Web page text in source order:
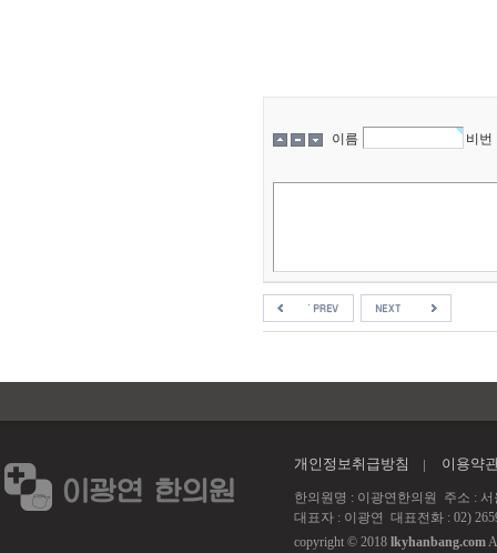
이름 비번
개인정보취급방침 이용약
한의원명 : 이광연한의원 주소 : 서
대표자 : 이광연 대표전화 : 02)
copyright © 2018 lkyhanbang.com